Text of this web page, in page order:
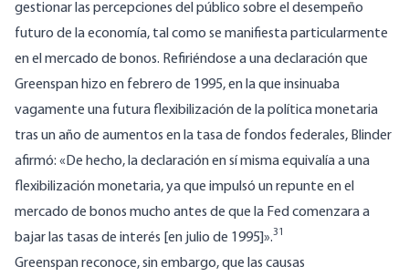
gestionar las percepciones del público sobre el desempeño
futuro de la economía, tal como se manifiesta particularmente
en el mercado de bonos. Refiriéndose a una declaración que
Greenspan hizo en febrero de 1995, en la que insinuaba
vagamente una futura flexibilización de la política monetaria
tras un año de aumentos en la tasa de fondos federales, Blinder
afirmó: «De hecho, la declaración en sí misma equivalía a una
flexibilización monetaria, ya que impulsó un repunte en el
mercado de bonos mucho antes de que la Fed comenzara a
bajar las tasas de interés [en julio de 1995]».31
Greenspan reconoce, sin embargo, que las causas